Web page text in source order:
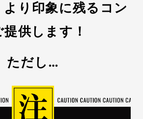
より印象に残るコン
供します！
ただし…